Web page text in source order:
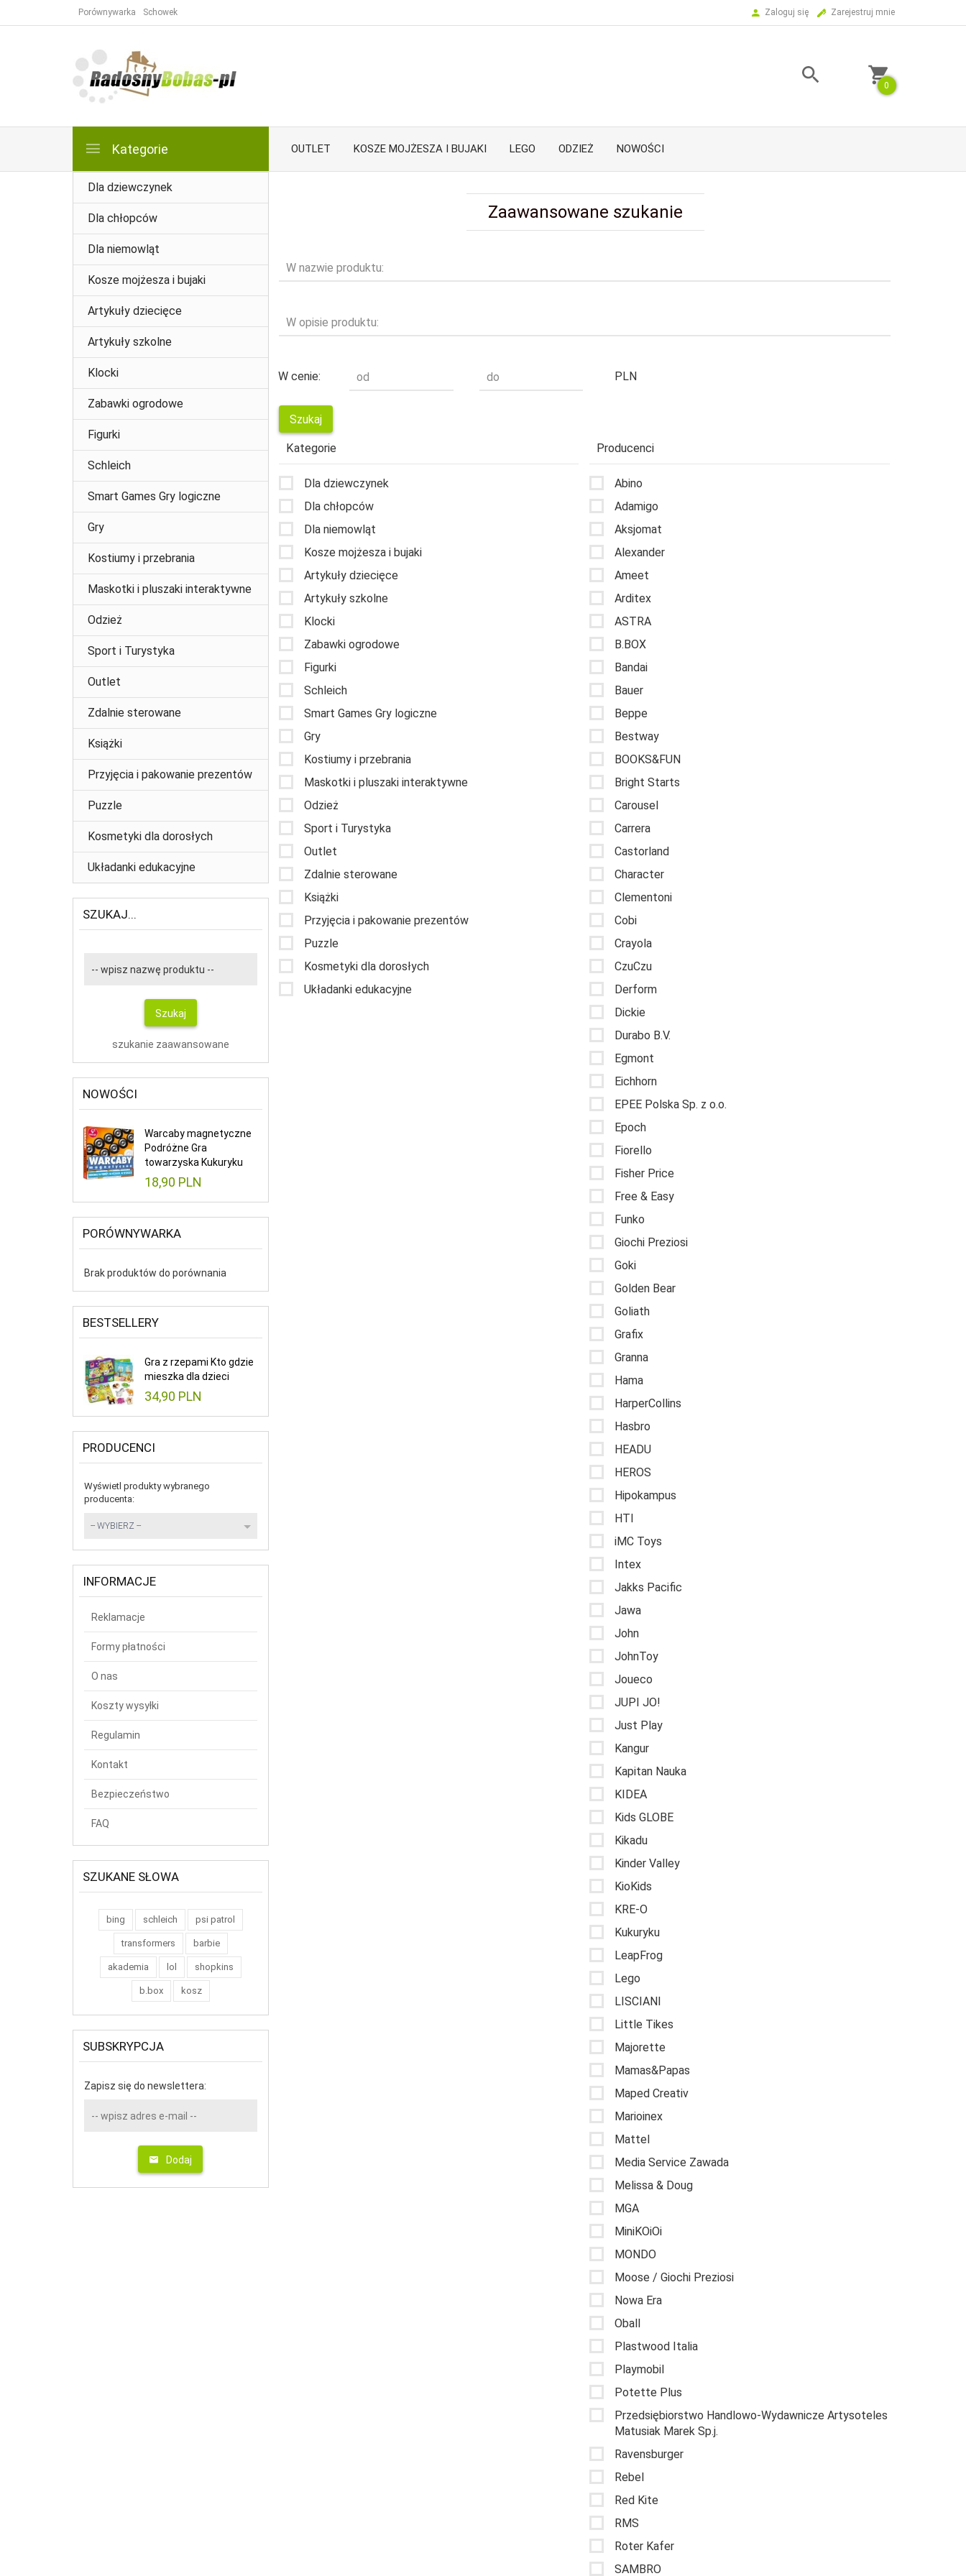
Porównywarka Schowek Zaloguj się Zarejestruj mnie
0
Kategorie OUTLET KOSZE MOJŻESZA I BUJAKI LEGO ODZIEŻ NOWOŚCI
Dla dziewczynek
Dla chłopców
Dla niemowląt
Kosze mojżesza i bujaki
Artykuły dziecięce
Artykuły szkolne
Klocki
Zabawki ogrodowe
Figurki
Schleich
Smart Games Gry logiczne
Gry
Kostiumy i przebrania
Maskotki i pluszaki interaktywne
Odzież
Sport i Turystyka
Outlet
Zdalnie sterowane
Książki
Przyjęcia i pakowanie prezentów
Puzzle
Kosmetyki dla dorosłych
Układanki edukacyjne
SZUKAJ...
Szukaj
szukanie zaawansowane
NOWOŚCI
Warcaby magnetyczne
Podróżne Gra
towarzyska Kukuryku
18,90 PLN
PORÓWNYWARKA
Brak produktów do porównania
BESTSELLERY
Gra z rzepami Kto gdzie
mieszka dla dzieci
34,90 PLN
PRODUCENCI
Wyświetl produkty wybranego
producenta:
-- WYBIERZ --
INFORMACJE
Reklamacje
Formy płatności
O nas
Koszty wysyłki
Regulamin
Kontakt
Bezpieczeństwo
FAQ
SZUKANE SŁOWA
bing schleich psi patrol
transformers barbie
akademia lol shopkins
b.box kosz
SUBSKRYPCJA
Zapisz się do newslettera:
Dodaj
Zaawansowane szukanie
W nazwie produktu:
W opisie produktu:
W cenie: od do PLN
Kategorie
Dla dziewczynek
Dla chłopców
Dla niemowląt
Kosze mojżesza i bujaki
Artykuły dziecięce
Artykuły szkolne
Klocki
Zabawki ogrodowe
Figurki
Schleich
Smart Games Gry logiczne
Gry
Kostiumy i przebrania
Maskotki i pluszaki interaktywne
Odzież
Sport i Turystyka
Outlet
Zdalnie sterowane
Książki
Przyjęcia i pakowanie prezentów
Puzzle
Kosmetyki dla dorosłych
Układanki edukacyjne
Producenci
Abino
Adamigo
Aksjomat
Alexander
Ameet
Arditex
ASTRA
B.BOX
Bandai
Bauer
Beppe
Bestway
BOOKS&FUN
Bright Starts
Carousel
Carrera
Castorland
Character
Clementoni
Cobi
Crayola
CzuCzu
Derform
Dickie
Durabo B.V.
Egmont
Eichhorn
EPEE Polska Sp. z o.o.
Epoch
Fiorello
Fisher Price
Free & Easy
Funko
Giochi Preziosi
Goki
Golden Bear
Goliath
Grafix
Granna
Hama
HarperCollins
Hasbro
HEADU
HEROS
Hipokampus
HTI
iMC Toys
Intex
Jakks Pacific
Jawa
John
JohnToy
Joueco
JUPI JO!
Just Play
Kangur
Kapitan Nauka
KIDEA
Kids GLOBE
Kikadu
Kinder Valley
KioKids
KRE-O
Kukuryku
LeapFrog
Lego
LISCIANI
Little Tikes
Majorette
Mamas&Papas
Maped Creativ
Marioinex
Mattel
Media Service Zawada
Melissa & Doug
MGA
MiniKOiOi
MONDO
Moose / Giochi Preziosi
Nowa Era
Oball
Plastwood Italia
Playmobil
Potette Plus
Przedsiębiorstwo Handlowo-Wydawnicze Artysoteles
Matusiak Marek Sp.j.
Ravensburger
Rebel
Red Kite
RMS
Roter Kafer
SAMBRO